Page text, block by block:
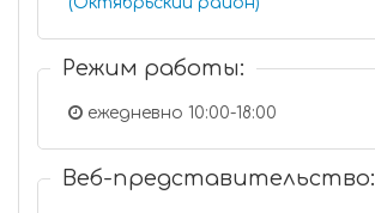
Режим работы:
ежедневно 10:00-18:00
Веб-представительство: